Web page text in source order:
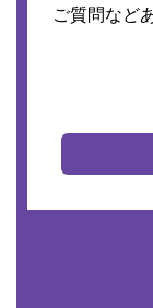
ご質問など